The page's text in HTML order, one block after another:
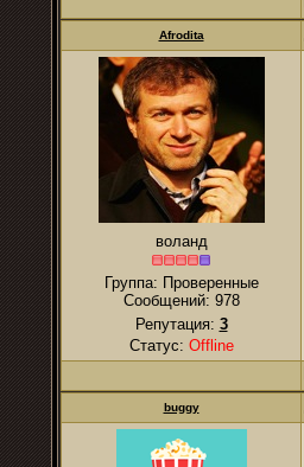
Afrodita
воланд
Группа: Проверенные
Сообщений: 978
Репутация: 3
Статус: Offline
buggy